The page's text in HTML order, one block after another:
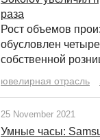
раза
Рост объемов
обусловлен
собственной
ювелирная отрасль
25 November 2021
Умные часы: